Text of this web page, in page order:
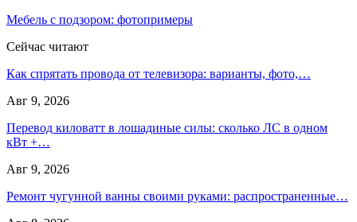
Мебель с подзором: фотопримеры
Сейчас читают
Как спрятать провода от телевизора: варианты, фото,…
Авг 9, 2026
Перевод киловатт в лошадиные силы: сколько ЛС в одном
кВт +…
Авг 9, 2026
Ремонт чугунной ванны своими руками: распространенные…